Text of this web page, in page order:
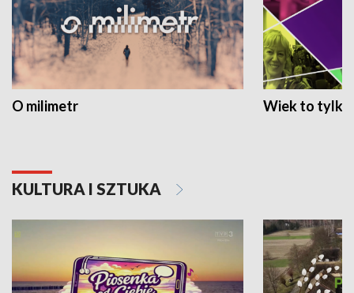
O milimetr Wiek to tylko
KULTURA I SZTUKA